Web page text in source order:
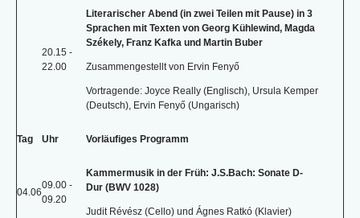
20.15 -
22.00
Literarischer Abend (in zwei Teilen mit Pause) in 3
Sprachen mit Texten von Georg Kühlewind, Magda
Székely, Franz Kafka und Martin Buber
Zusammengestellt von Ervin Fenyő
Vortragende: Joyce Really (Englisch), Ursula Kemper
(Deutsch), Ervin Fenyő (Ungarisch)
Tag Uhr Vorläufiges Programm
04.06
09.00 -
09.20
Kammermusik in der Früh: J.S.Bach: Sonate D-
Dur (BWV 1028)
Judit Révész (Cello) und Ágnes Ratkó (Klavier)